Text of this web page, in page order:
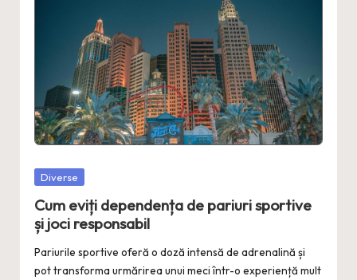
Posted
Diverse
Cum eviți dependența de pariuri sportive
și joci responsabil
Pariurile sportive oferă o doză intensă de adrenalină și
pot transforma urmărirea unui meci într-o experiență mult